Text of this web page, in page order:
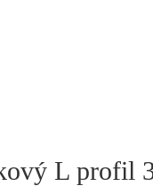
L profil